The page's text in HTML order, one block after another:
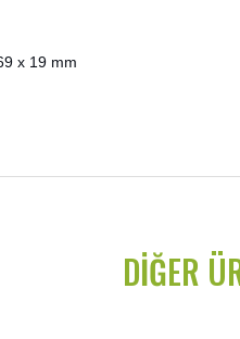
x 19 mm
DIĞER